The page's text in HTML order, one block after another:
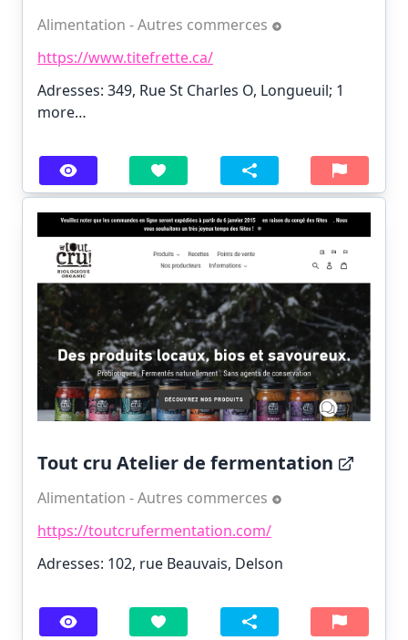
Alimentation - Autres commerces
https://www.titefrette.ca/
Adresses: 349, Rue St Charles O, Longueuil; 1
more…
Tout cru Atelier de fermentation
Alimentation - Autres commerces
https://toutcrufermentation.com/
Adresses: 102, rue Beauvais, Delson